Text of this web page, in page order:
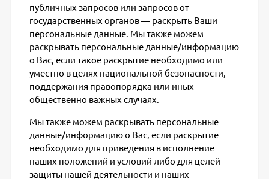
публичных запросов или запросов от
государственных органов — раскрыть Ваши
персональные данные. Мы также можем
раскрывать персональные данные/информацию
о Вас, если такое раскрытие необходимо или
уместно в целях национальной безопасности,
поддержания правопорядка или иных
общественно важных случаях.
Мы также можем раскрывать персональные
данные/информацию о Вас, если раскрытие
необходимо для приведения в исполнение
наших положений и условий либо для целей
защиты нашей деятельности и наших